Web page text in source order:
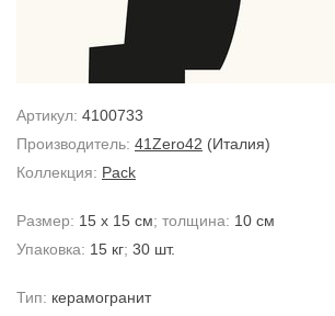
Артикул: 4100733
Производитель: 41Zero42 (Италия)
Коллекция: Pack
Размер: 15 x 15 см; толщина: 10 см
Упаковка: 15 кг; 30 шт.
Тип: керамогранит